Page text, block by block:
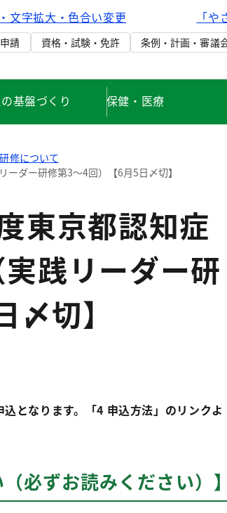
文字拡大・色合い変更 「
請 資格・試験・免許 条例・計画・審議
基盤づくり 保健・医療
修について
ーダー研修第3～4回）【6月5日〆切】
東京都認知症
践リーダー研
切】
となります。「4 申込方法」のリンクよ
必ずお読みください）】